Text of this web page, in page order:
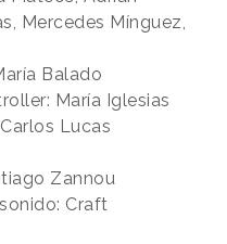
Mercedes Mínguez,
Balado
María Iglesias
Lucas
Zannou
Craft